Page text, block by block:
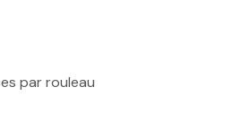
par rouleau